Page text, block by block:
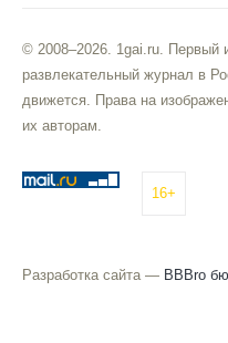
© 2008–2026. 1gai.ru. Первый
развлекательный журнал в
движется. Права на
их авторам.
16+
Разработка сайта — BBBro